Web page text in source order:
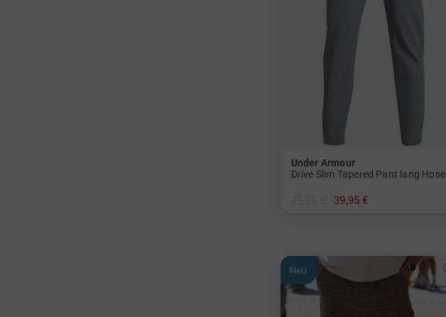
Under Armour
Drive Slim Tapered Pant lang Hose
39,95 €
Neu